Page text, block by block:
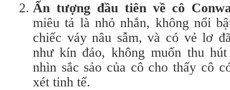
Ấn tượng đầu tiên về cô
miêu tả là nhỏ nhắn, không nổi
chiếc váy nâu sẫm, và có vẻ lơ
như kín đáo, không muốn thu
nhìn sắc sảo của cô cho thấy cô
xét tinh tế.